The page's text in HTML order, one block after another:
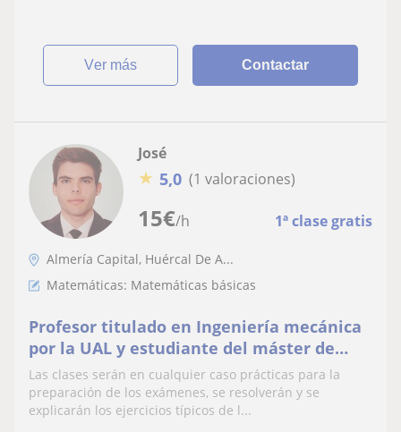
ver más Contactar
15€/h 1ª clase gratis
José
★ 5,0 (1 valoraciones)
Almería Capital, Huércal De A...
Matemáticas: Matemáticas básicas
Profesor titulado en Ingeniería mecánica
por la UAL y estudiante del máster de
educación imparte clases de matemáticas
y física en Almería y alrededores,
preferiblemente online
Las clases serán en cualquier caso prácticas para la
preparación de los exámenes, se resolverán y se
explicarán los ejercicios típicos de l...